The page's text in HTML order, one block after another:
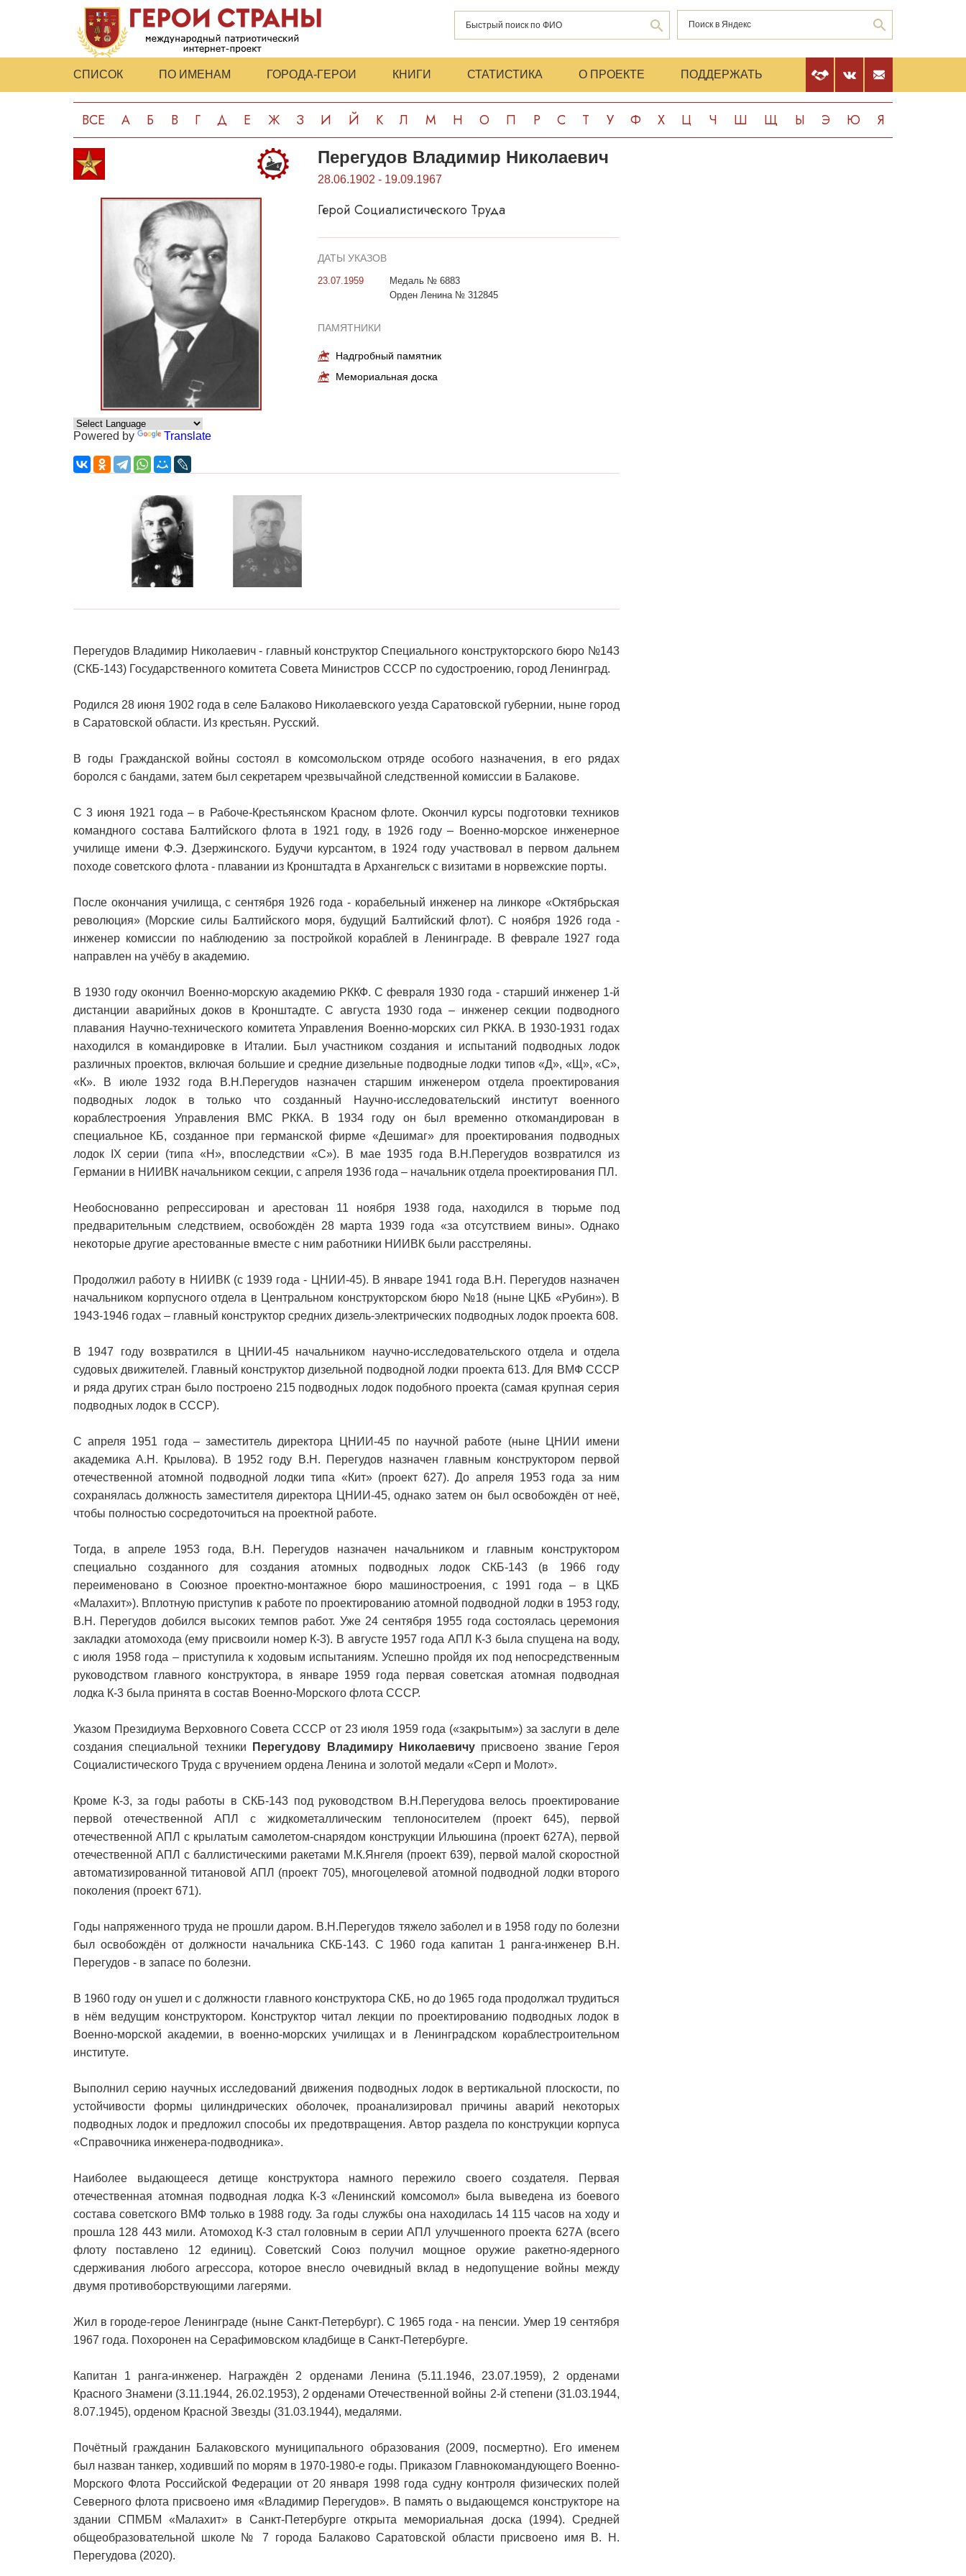
СПИСОК ПО ИМЕНАМ ГОРОДА-ГЕРОИ КНИГИ СТАТИСТИКА О ПРОЕКТЕ ПОДДЕРЖАТЬ
ВСЕ А Б В Г Д Е Ж З И Й К Л М Н О П Р С Т У Ф Х Ц Ч Ш Щ Ы Э Ю Я
Powered by Translate
Перегудов Владимир Николаевич
28.06.1902 - 19.09.1967
Герой Социалистического Труда
ДАТЫ УКАЗОВ
23.07.1959
Медаль № 6883
Орден Ленина № 312845
ПАМЯТНИКИ
Надгробный памятник
Мемориальная доска
Перегудов Владимир Николаевич - главный конструктор Специального конструкторского бюро №143
(СКБ-143) Государственного комитета Совета Министров СССР по судостроению, город Ленинград.
Родился 28 июня 1902 года в селе Балаково Николаевского уезда Саратовской губернии, ныне город
в Саратовской области. Из крестьян. Русский.
В годы Гражданской войны состоял в комсомольском отряде особого назначения, в его рядах
боролся с бандами, затем был секретарем чрезвычайной следственной комиссии в Балакове.
С 3 июня 1921 года – в Рабоче-Крестьянском Красном флоте. Окончил курсы подготовки техников
командного состава Балтийского флота в 1921 году, в 1926 году – Военно-морское инженерное
училище имени Ф.Э. Дзержинского. Будучи курсантом, в 1924 году участвовал в первом дальнем
походе советского флота - плавании из Кронштадта в Архангельск с визитами в норвежские порты.
После окончания училища, с сентября 1926 года - корабельный инженер на линкоре «Октябрьская
революция» (Морские силы Балтийского моря, будущий Балтийский флот). С ноября 1926 года -
инженер комиссии по наблюдению за постройкой кораблей в Ленинграде. В феврале 1927 года
направлен на учёбу в академию.
В 1930 году окончил Военно-морскую академию РККФ. С февраля 1930 года - старший инженер 1-й
дистанции аварийных доков в Кронштадте. С августа 1930 года – инженер секции подводного
плавания Научно-технического комитета Управления Военно-морских сил РККА. В 1930-1931 годах
находился в командировке в Италии. Был участником создания и испытаний подводных лодок
различных проектов, включая большие и средние дизельные подводные лодки типов «Д», «Щ», «С»,
«К». В июле 1932 года В.Н.Перегудов назначен старшим инженером отдела проектирования
подводных лодок в только что созданный Научно-исследовательский институт военного
кораблестроения Управления ВМС РККА. В 1934 году он был временно откомандирован в
специальное КБ, созданное при германской фирме «Дешимаг» для проектирования подводных
лодок IX серии (типа «Н», впоследствии «С»). В мае 1935 года В.Н.Перегудов возвратился из
Германии в НИИВК начальником секции, с апреля 1936 года – начальник отдела проектирования ПЛ.
Необоснованно репрессирован и арестован 11 ноября 1938 года, находился в тюрьме под
предварительным следствием, освобождён 28 марта 1939 года «за отсутствием вины». Однако
некоторые другие арестованные вместе с ним работники НИИВК были расстреляны.
Продолжил работу в НИИВК (с 1939 года - ЦНИИ-45). В январе 1941 года В.Н. Перегудов назначен
начальником корпусного отдела в Центральном конструкторском бюро №18 (ныне ЦКБ «Рубин»). В
1943-1946 годах – главный конструктор средних дизель-электрических подводных лодок проекта 608.
В 1947 году возвратился в ЦНИИ-45 начальником научно-исследовательского отдела и отдела
судовых движителей. Главный конструктор дизельной подводной лодки проекта 613. Для ВМФ СССР
и ряда других стран было построено 215 подводных лодок подобного проекта (самая крупная серия
подводных лодок в СССР).
С апреля 1951 года – заместитель директора ЦНИИ-45 по научной работе (ныне ЦНИИ имени
академика А.Н. Крылова). В 1952 году В.Н. Перегудов назначен главным конструктором первой
отечественной атомной подводной лодки типа «Кит» (проект 627). До апреля 1953 года за ним
сохранялась должность заместителя директора ЦНИИ-45, однако затем он был освобождён от неё,
чтобы полностью сосредоточиться на проектной работе.
Тогда, в апреле 1953 года, В.Н. Перегудов назначен начальником и главным конструктором
специально созданного для создания атомных подводных лодок СКБ-143 (в 1966 году
переименовано в Союзное проектно-монтажное бюро машиностроения, с 1991 года – в ЦКБ
«Малахит»). Вплотную приступив к работе по проектированию атомной подводной лодки в 1953 году,
В.Н. Перегудов добился высоких темпов работ. Уже 24 сентября 1955 года состоялась церемония
закладки атомохода (ему присвоили номер К-3). В августе 1957 года АПЛ К-3 была спущена на воду,
с июля 1958 года – приступила к ходовым испытаниям. Успешно пройдя их под непосредственным
руководством главного конструктора, в январе 1959 года первая советская атомная подводная
лодка К-3 была принята в состав Военно-Морского флота СССР.
Указом Президиума Верховного Совета СССР от 23 июля 1959 года («закрытым») за заслуги в деле
создания специальной техники
Перегудову Владимиру Николаевичуприсвоено звание Героя
Социалистического Труда с вручением ордена Ленина и золотой медали «Серп и Молот».
Кроме К-3, за годы работы в СКБ-143 под руководством В.Н.Перегудова велось проектирование
первой отечественной АПЛ с жидкометаллическим теплоносителем (проект 645), первой
отечественной АПЛ с крылатым самолетом-снарядом конструкции Ильюшина (проект 627А), первой
отечественной АПЛ с баллистическими ракетами М.К.Янгеля (проект 639), первой малой скоростной
автоматизированной титановой АПЛ (проект 705), многоцелевой атомной подводной лодки второго
поколения (проект 671).
Годы напряженного труда не прошли даром. В.Н.Перегудов тяжело заболел и в 1958 году по болезни
был освобождён от должности начальника СКБ-143. С 1960 года капитан 1 ранга-инженер В.Н.
Перегудов - в запасе по болезни.
В 1960 году он ушел и с должности главного конструктора СКБ, но до 1965 года продолжал трудиться
в нём ведущим конструктором. Конструктор читал лекции по проектированию подводных лодок в
Военно-морской академии, в военно-морских училищах и в Ленинградском кораблестроительном
институте.
Выполнил серию научных исследований движения подводных лодок в вертикальной плоскости, по
устойчивости формы цилиндрических оболочек, проанализировал причины аварий некоторых
подводных лодок и предложил способы их предотвращения. Автор раздела по конструкции корпуса
«Справочника инженера-подводника».
Наиболее выдающееся детище конструктора намного пережило своего создателя. Первая
отечественная атомная подводная лодка К-3 «Ленинский комсомол» была выведена из боевого
состава советского ВМФ только в 1988 году. За годы службы она находилась 14 115 часов на ходу и
прошла 128 443 мили. Атомоход К-3 стал головным в серии АПЛ улучшенного проекта 627А (всего
флоту поставлено 12 единиц). Советский Союз получил мощное оружие ракетно-ядерного
сдерживания любого агрессора, которое внесло очевидный вклад в недопущение войны между
двумя противоборствующими лагерями.
Жил в городе-герое Ленинграде (ныне Санкт-Петербург). С 1965 года - на пенсии. Умер 19 сентября
1967 года. Похоронен на Серафимовском кладбище в Санкт-Петербурге.
Капитан 1 ранга-инженер. Награждён 2 орденами Ленина (5.11.1946, 23.07.1959), 2 орденами
Красного Знамени (3.11.1944, 26.02.1953), 2 орденами Отечественной войны 2-й степени (31.03.1944,
8.07.1945), орденом Красной Звезды (31.03.1944), медалями.
Почётный гражданин Балаковского муниципального образования (2009, посмертно). Его именем
был назван танкер, ходивший по морям в 1970-1980-е годы. Приказом Главнокомандующего Военно-
Морского Флота Российской Федерации от 20 января 1998 года судну контроля физических полей
Северного флота присвоено имя «Владимир Перегудов». В память о выдающемся конструкторе на
здании СПМБМ «Малахит» в Санкт-Петербурге открыта мемориальная доска (1994). Средней
общеобразовательной школе № 7 города Балаково Саратовской области присвоено имя В. Н.
Перегудова (2020).